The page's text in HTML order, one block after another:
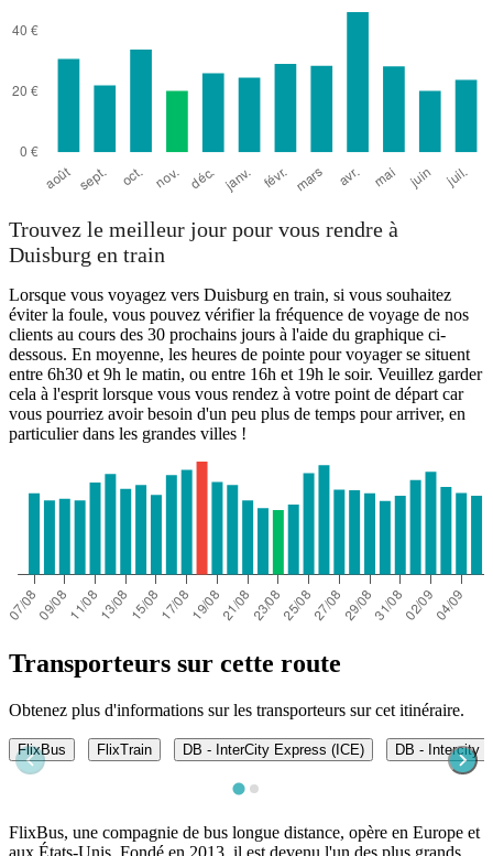
Trouvez le meilleur jour pour vous rendre à
Duisburg en train
Lorsque vous voyagez vers Duisburg en train, si vous souhaitez
éviter la foule, vous pouvez vérifier la fréquence de voyage de nos
clients au cours des 30 prochains jours à l'aide du graphique ci-
dessous. En moyenne, les heures de pointe pour voyager se situent
entre 6h30 et 9h le matin, ou entre 16h et 19h le soir. Veuillez garder
cela à l'esprit lorsque vous vous rendez à votre point de départ car
vous pourriez avoir besoin d'un peu plus de temps pour arriver, en
particulier dans les grandes villes !
Transporteurs sur cette route
Obtenez plus d'informations sur les transporteurs sur cet itinéraire.
FlixBus FlixTrain DB - InterCity Express (ICE) DB - Intercity
FlixBus, une compagnie de bus longue distance, opère en Europe et
aux États-Unis. Fondé en 2013, il est devenu l'un des plus grands